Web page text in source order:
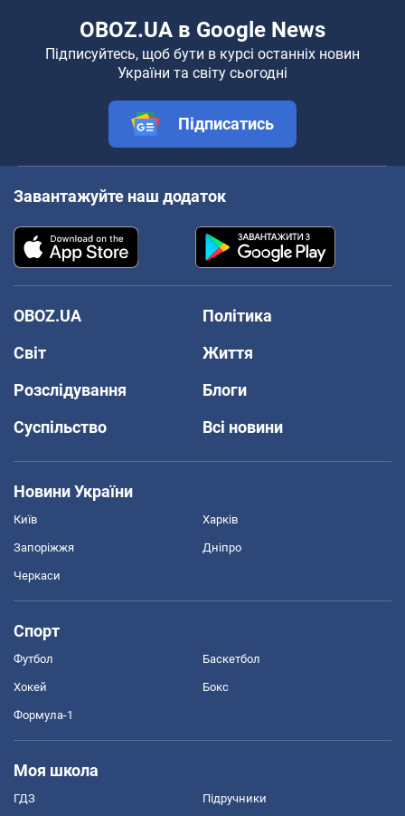
OBOZ.UA в Google News
Підписуйтесь, щоб бути в курсі останніх новин
України та світу сьогодні
Підписатись
Завантажуйте наш додаток
OBOZ.UA
Політика
Світ
Життя
Розслідування
Блоги
Суспільство
Всі новини
Новини України
Київ Харків
Запоріжжя Дніпро
Черкаси
Спорт
Футбол Баскетбол
Хокей Бокс
Формула-1
Моя школа
ГДЗ Підручники